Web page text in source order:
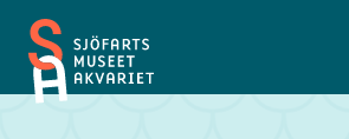
Sjöfartsmuseet
Akvariet